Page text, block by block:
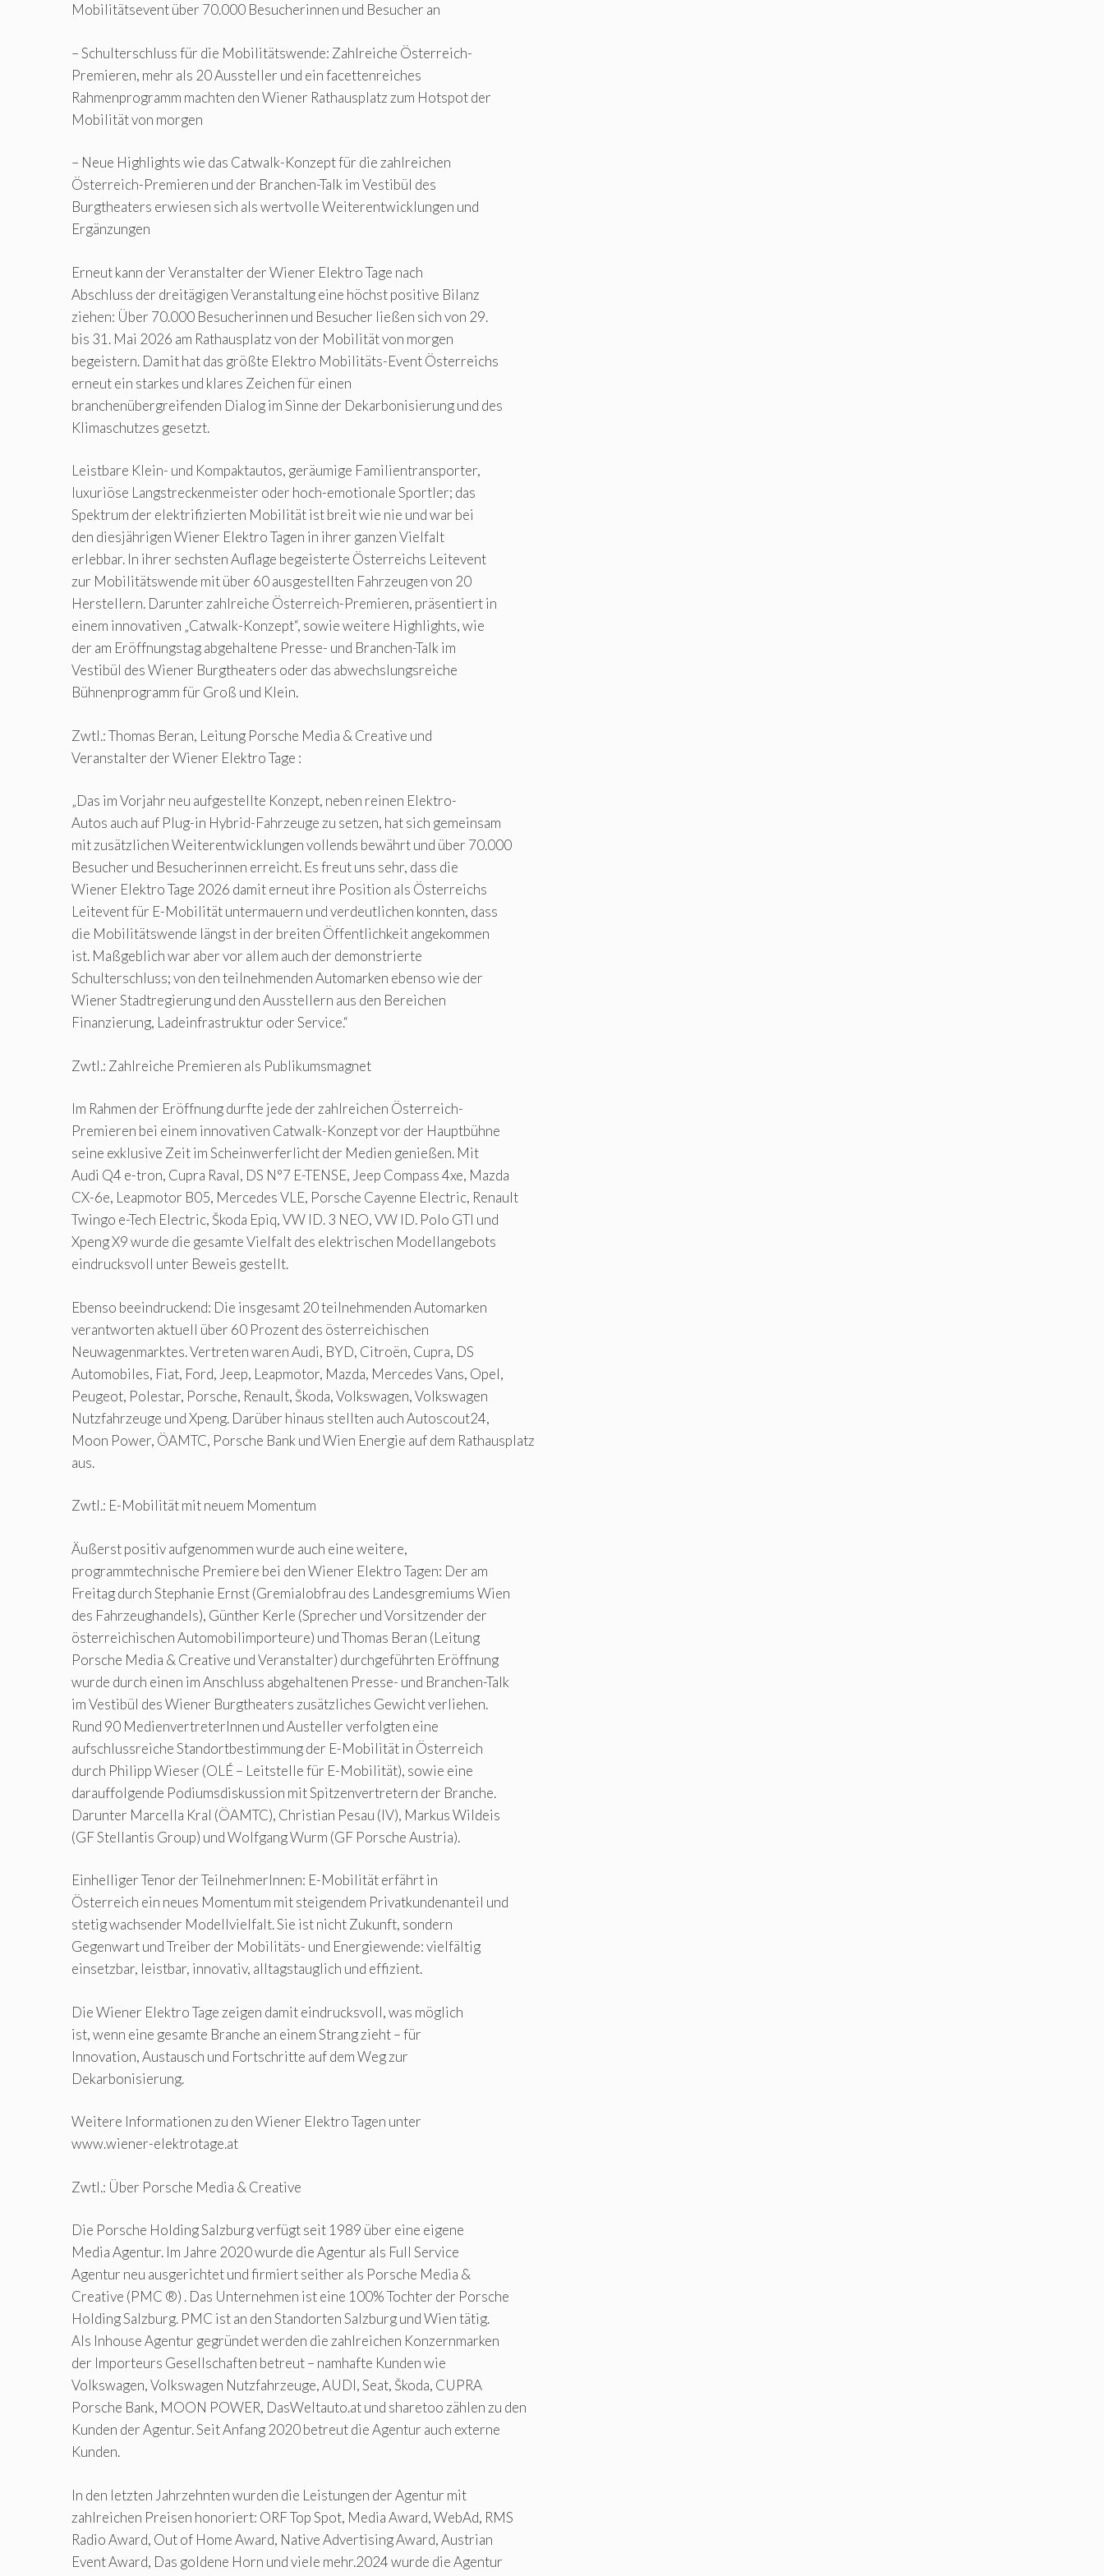
Mobilitätsevent über 70.000 Besucherinnen und Besucher an
– Schulterschluss für die Mobilitätswende: Zahlreiche Österreich-
Premieren, mehr als 20 Aussteller und ein facettenreiches
Rahmenprogramm machten den Wiener Rathausplatz zum Hotspot der
Mobilität von morgen
– Neue Highlights wie das Catwalk-Konzept für die zahlreichen
Österreich-Premieren und der Branchen-Talk im Vestibül des
Burgtheaters erwiesen sich als wertvolle Weiterentwicklungen und
Ergänzungen
Erneut kann der Veranstalter der Wiener Elektro Tage nach
Abschluss der dreitägigen Veranstaltung eine höchst positive Bilanz
ziehen: Über 70.000 Besucherinnen und Besucher ließen sich von 29.
bis 31. Mai 2026 am Rathausplatz von der Mobilität von morgen
begeistern. Damit hat das größte Elektro Mobilitäts-Event Österreichs
erneut ein starkes und klares Zeichen für einen
branchenübergreifenden Dialog im Sinne der Dekarbonisierung und des
Klimaschutzes gesetzt.
Leistbare Klein- und Kompaktautos, geräumige Familientransporter,
luxuriöse Langstreckenmeister oder hoch-emotionale Sportler; das
Spektrum der elektrifizierten Mobilität ist breit wie nie und war bei
den diesjährigen Wiener Elektro Tagen in ihrer ganzen Vielfalt
erlebbar. In ihrer sechsten Auflage begeisterte Österreichs Leitevent
zur Mobilitätswende mit über 60 ausgestellten Fahrzeugen von 20
Herstellern. Darunter zahlreiche Österreich-Premieren, präsentiert in
einem innovativen „Catwalk-Konzept“, sowie weitere Highlights, wie
der am Eröffnungstag abgehaltene Presse- und Branchen-Talk im
Vestibül des Wiener Burgtheaters oder das abwechslungsreiche
Bühnenprogramm für Groß und Klein.
Zwtl.: Thomas Beran, Leitung Porsche Media & Creative und
Veranstalter der Wiener Elektro Tage :
„Das im Vorjahr neu aufgestellte Konzept, neben reinen Elektro-
Autos auch auf Plug-in Hybrid-Fahrzeuge zu setzen, hat sich gemeinsam
mit zusätzlichen Weiterentwicklungen vollends bewährt und über 70.000
Besucher und Besucherinnen erreicht. Es freut uns sehr, dass die
Wiener Elektro Tage 2026 damit erneut ihre Position als Österreichs
Leitevent für E-Mobilität untermauern und verdeutlichen konnten, dass
die Mobilitätswende längst in der breiten Öffentlichkeit angekommen
ist. Maßgeblich war aber vor allem auch der demonstrierte
Schulterschluss; von den teilnehmenden Automarken ebenso wie der
Wiener Stadtregierung und den Ausstellern aus den Bereichen
Finanzierung, Ladeinfrastruktur oder Service.“
Zwtl.: Zahlreiche Premieren als Publikumsmagnet
Im Rahmen der Eröffnung durfte jede der zahlreichen Österreich-
Premieren bei einem innovativen Catwalk-Konzept vor der Hauptbühne
seine exklusive Zeit im Scheinwerferlicht der Medien genießen. Mit
Audi Q4 e-tron, Cupra Raval, DS N°7 E-TENSE, Jeep Compass 4xe, Mazda
CX-6e, Leapmotor B05, Mercedes VLE, Porsche Cayenne Electric, Renault
Twingo e-Tech Electric, Škoda Epiq, VW ID. 3 NEO, VW ID. Polo GTI und
Xpeng X9 wurde die gesamte Vielfalt des elektrischen Modellangebots
eindrucksvoll unter Beweis gestellt.
Ebenso beeindruckend: Die insgesamt 20 teilnehmenden Automarken
verantworten aktuell über 60 Prozent des österreichischen
Neuwagenmarktes. Vertreten waren Audi, BYD, Citroën, Cupra, DS
Automobiles, Fiat, Ford, Jeep, Leapmotor, Mazda, Mercedes Vans, Opel,
Peugeot, Polestar, Porsche, Renault, Škoda, Volkswagen, Volkswagen
Nutzfahrzeuge und Xpeng. Darüber hinaus stellten auch Autoscout24,
Moon Power, ÖAMTC, Porsche Bank und Wien Energie auf dem Rathausplatz
aus.
Zwtl.: E-Mobilität mit neuem Momentum
Äußerst positiv aufgenommen wurde auch eine weitere,
programmtechnische Premiere bei den Wiener Elektro Tagen: Der am
Freitag durch Stephanie Ernst (Gremialobfrau des Landesgremiums Wien
des Fahrzeughandels), Günther Kerle (Sprecher und Vorsitzender der
österreichischen Automobilimporteure) und Thomas Beran (Leitung
Porsche Media & Creative und Veranstalter) durchgeführten Eröffnung
wurde durch einen im Anschluss abgehaltenen Presse- und Branchen-Talk
im Vestibül des Wiener Burgtheaters zusätzliches Gewicht verliehen.
Rund 90 MedienvertreterInnen und Austeller verfolgten eine
aufschlussreiche Standortbestimmung der E-Mobilität in Österreich
durch Philipp Wieser (OLÉ – Leitstelle für E-Mobilität), sowie eine
darauffolgende Podiumsdiskussion mit Spitzenvertretern der Branche.
Darunter Marcella Kral (ÖAMTC), Christian Pesau (IV), Markus Wildeis
(GF Stellantis Group) und Wolfgang Wurm (GF Porsche Austria).
Einhelliger Tenor der TeilnehmerInnen: E-Mobilität erfährt in
Österreich ein neues Momentum mit steigendem Privatkundenanteil und
stetig wachsender Modellvielfalt. Sie ist nicht Zukunft, sondern
Gegenwart und Treiber der Mobilitäts- und Energiewende: vielfältig
einsetzbar, leistbar, innovativ, alltagstauglich und effizient.
Die Wiener Elektro Tage zeigen damit eindrucksvoll, was möglich
ist, wenn eine gesamte Branche an einem Strang zieht – für
Innovation, Austausch und Fortschritte auf dem Weg zur
Dekarbonisierung.
Weitere Informationen zu den Wiener Elektro Tagen unter
www.wiener-elektrotage.at
Zwtl.: Über Porsche Media & Creative
Die Porsche Holding Salzburg verfügt seit 1989 über eine eigene
Media Agentur. Im Jahre 2020 wurde die Agentur als Full Service
Agentur neu ausgerichtet und firmiert seither als Porsche Media &
Creative (PMC ®) . Das Unternehmen ist eine 100% Tochter der Porsche
Holding Salzburg. PMC ist an den Standorten Salzburg und Wien tätig.
Als Inhouse Agentur gegründet werden die zahlreichen Konzernmarken
der Importeurs Gesellschaften betreut – namhafte Kunden wie
Volkswagen, Volkswagen Nutzfahrzeuge, AUDI, Seat, Škoda, CUPRA
Porsche Bank, MOON POWER, DasWeltauto.at und sharetoo zählen zu den
Kunden der Agentur. Seit Anfang 2020 betreut die Agentur auch externe
Kunden.
In den letzten Jahrzehnten wurden die Leistungen der Agentur mit
zahlreichen Preisen honoriert: ORF Top Spot, Media Award, WebAd, RMS
Radio Award, Out of Home Award, Native Advertising Award, Austrian
Event Award, Das goldene Horn und viele mehr.2024 wurde die Agentur